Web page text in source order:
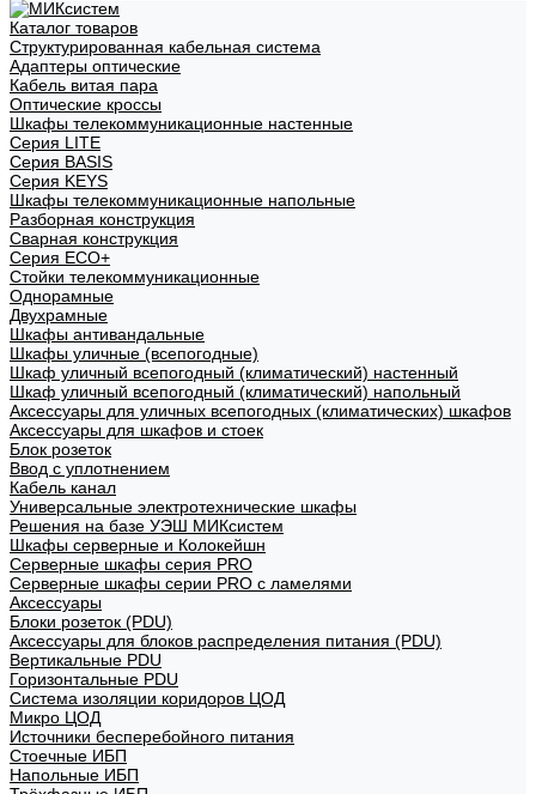
Каталог товаров
Структурированная кабельная система
Адаптеры оптические
Кабель витая пара
Оптические кроссы
Шкафы телекоммуникационные настенные
Cерия LITE
Cерия BASIS
Cерия KEYS
Шкафы телекоммуникационные напольные
Разборная конструкция
Сварная конструкция
Серия ECO+
Стойки телекоммуникационные
Однорамные
Двухрамные
Шкафы антивандальные
Шкафы уличные (всепогодные)
Шкаф уличный всепогодный (климатический) настенный
Шкаф уличный всепогодный (климатический) напольный
Аксессуары для уличных всепогодных (климатических) шкафов
Аксессуары для шкафов и стоек
Блок розеток
Ввод с уплотнением
Кабель канал
Универсальные электротехнические шкафы
Решения на базе УЭШ МИКсистем
Шкафы серверные и Колокейшн
Серверные шкафы серия PRO
Серверные шкафы серии PRO с ламелями
Аксессуары
Блоки розеток (PDU)
Аксессуары для блоков распределения питания (PDU)
Вертикальные PDU
Горизонтальные PDU
Система изоляции коридоров ЦОД
Микро ЦОД
Источники бесперебойного питания
Стоечные ИБП
Напольные ИБП